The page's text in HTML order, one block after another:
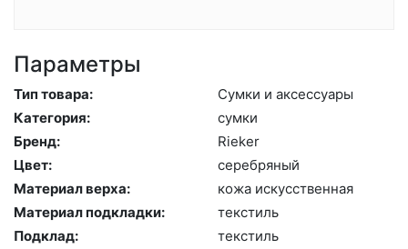
Параметры
Тип товара:
Сум­ки и ак­сессу­ары
Категория:
сум­ки
Бренд:
Ri­eker
Цвет:
се­реб­ря­ный
Материал верха:
ко­жа ис­кусс­твен­ная
Материал подкладки:
текс­тиль
Подклад:
текс­тиль